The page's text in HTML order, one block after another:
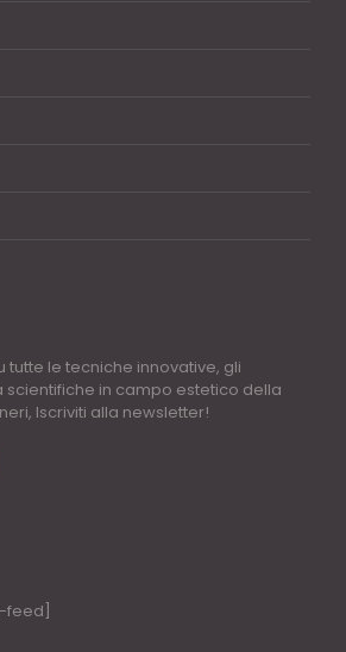
tutte le tecniche innovative, gli
scientifiche in campo estetico della
Iscriviti alla newsletter!
feed]